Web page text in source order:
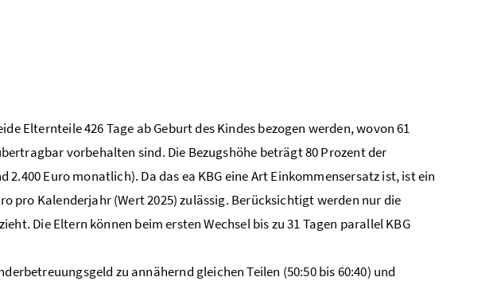
Elternteile 426 Tage ab Geburt des Kindes bezogen werden, wovon 61
vorbehalten sind. Die Bezugshöhe beträgt 80 Prozent der
Euro monatlich). Da das ea KBG eine Art Einkommensersatz ist, ist ein
pro Kalenderjahr (Wert 2025) zulässig. Berücksichtigt werden nur die
Die Eltern können beim ersten Wechsel bis zu 31 Tagen parallel KBG
zu annähernd gleichen Teilen (50:50 bis 60:40) und